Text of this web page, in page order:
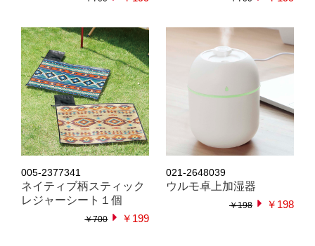
005-2377341
ネイティブ柄スティック
レジャーシート１個
￥700 ￥199
021-2648039
ウルモ卓上加湿器
￥198 ￥198